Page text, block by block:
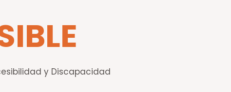
y Discapacidad